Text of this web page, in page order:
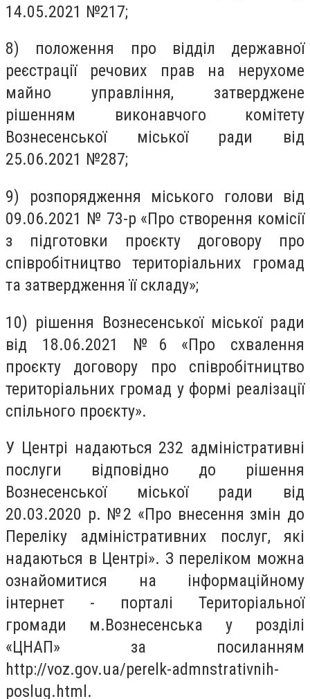
14.05.2021 №217;
8) положення про відділ державної
реєстрації речових прав на нерухоме
майно управління, затверджене
рішенням виконавчого комітету
Вознесенської міської ради від
25.06.2021 №287;
9) розпорядження міського голови від
09.06.2021 № 73-р «Про створення комісії
з підготовки проєкту договору про
співробітництво територіальних громад
та затвердження її складу»;
10) рішення Вознесенської міської ради
від 18.06.2021 №6 «Про схвалення
проєкту договору про співробітництво
територіальних громад у формі реалізації
спільного проєкту».
У Центрі надаються 232 адміністративні
послуги відповідно до рішення
Вознесенської міської ради від
20.03.2020 р. №2 «Про внесення змін до
Переліку адміністративних послуг, які
надаються в Центрі». З переліком можна
ознайомитися на інформаційному
інтернет - порталі Територіальної
громади м.Вознесенська у розділі
«ЦНАП» за посиланням
http://voz.gov.ua/perelk-admnstrativnih-
poslug.html.